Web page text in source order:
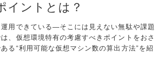
イントとは？
用できている―そこには見えない無駄や課題
、仮想環境特有の考慮すべきポイントをおさ
る“利用可能な仮想マシン数の算出方法”を紹